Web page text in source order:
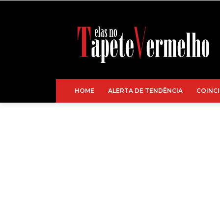
HOME ALERTA DE TENDÊNCIA